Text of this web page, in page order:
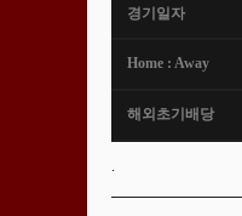
경기일자
Home : Away
해외초기배당
.